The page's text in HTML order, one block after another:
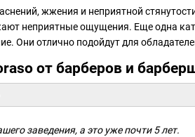
жжения и неприятной
неприятные ощущения. Еще одна
Они отлично подойдут для
от барберов и
заведения, а это уже почти 5 лет.